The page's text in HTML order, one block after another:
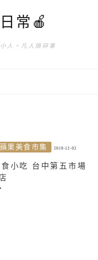
常🍎
人。凡人瑣碎事
蘋果美食市集 2019-12-02
小吃 台中第五市場